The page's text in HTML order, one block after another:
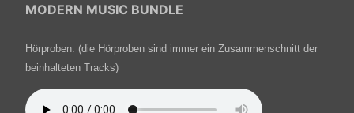
MODERN MUSIC BUNDLE
Hörproben: (die Hörproben sind immer ein Zusammenschnitt der
beinhalteten Tracks)